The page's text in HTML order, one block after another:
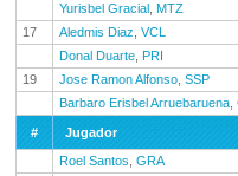
Yurisbel Gracial MTZ
17
Aledmis Diaz VCL
Donal Duarte PRI
19
Jose Ramon Alfonso SSP
Barbaro Erisbel Arruebaruena
#
Jugador
Roel Santos GRA